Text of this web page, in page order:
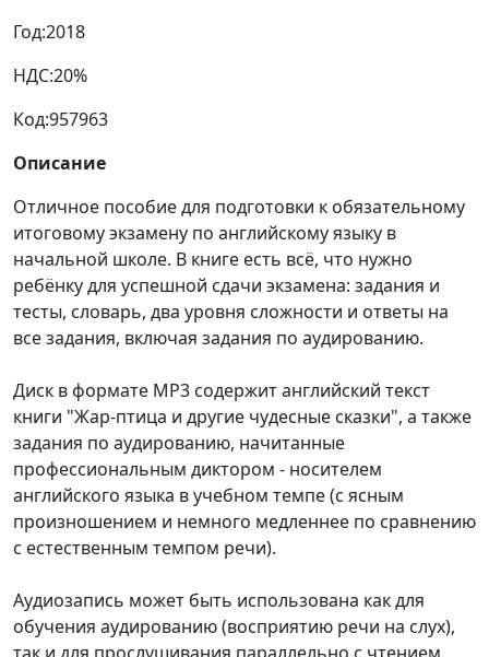
Год:2018
НДС:20%
Код:957963
Описание
Отличное пособие для подготовки к обязательному
итоговому экзамену по английскому языку в
начальной школе. В книге есть всё, что нужно
ребёнку для успешной сдачи экзамена: задания и
тесты, словарь, два уровня сложности и ответы на
все задания, включая задания по аудированию.
Диск в формате MP3 содержит английский текст
книги "Жар-птица и другие чудесные сказки", а также
задания по аудированию, начитанные
профессиональным диктором - носителем
английского языка в учебном темпе (с ясным
произношением и немного медленнее по сравнению
с естественным темпом речи).
Аудиозапись может быть использована как для
обучения аудированию (восприятию речи на слух),